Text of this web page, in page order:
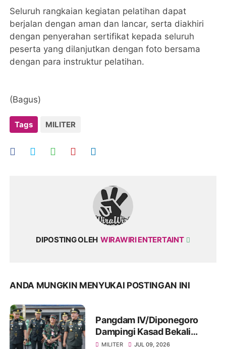
Seluruh rangkaian kegiatan pelatihan dapat
berjalan dengan aman dan lancar, serta diakhiri
dengan penyerahan sertifikat kepada seluruh
peserta yang dilanjutkan dengan foto bersama
dengan para instruktur pelatihan.
(Bagus)
Tags MILITER
DIPOSTING OLEH WIRAWIRI ENTERTAINT
ANDA MUNGKIN MENYUKAI POSTINGAN INI
Pangdam IV/Diponegoro
Dampingi Kasad Bekali
Taruna Akmil, Siapkan
MILITER JUL 09, 2026